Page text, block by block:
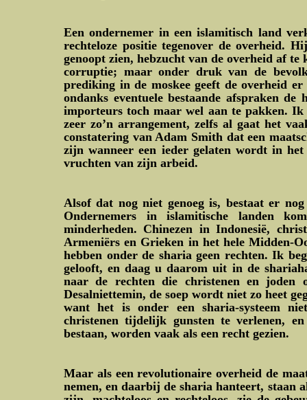
Een ondernemer in een islamitisch land
rechteloze positie tegenover de overheid.
genoopt zien, hebzucht van de overheid af
corruptie; maar onder druk van de
prediking in de moskee geeft de overheid
ondanks eventuele bestaande afspraken
importeurs toch maar wel aan te pakken. Ik
zeer zo’n arrangement, zelfs al gaat het
constatering van Adam Smith dat een
zijn wanneer een ieder gelaten wordt in het
vruchten van zijn arbeid.
Alsof dat nog niet genoeg is, bestaat er
Ondernemers in islamitische landen
minderheden. Chinezen in Indonesië,
Armeniërs en Grieken in het hele Midden-
hebben onder de sharia geen rechten. Ik
gelooft, en daag u daarom uit in de
naar de rechten die christenen en joden
Desalniettemin, de soep wordt niet zo heet
want het is onder een sharia-systeem
christenen tijdelijk gunsten te verlenen,
bestaan, worden vaak als een recht gezien.
Maar als een revolutionaire overheid de
nemen, en daarbij de sharia hanteert, staan